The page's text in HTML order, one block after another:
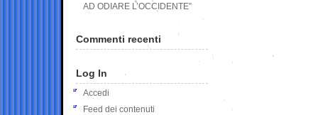
AD ODIARE L’OCCIDENTE”
Commenti recenti
Log In
Accedi
Feed dei contenuti